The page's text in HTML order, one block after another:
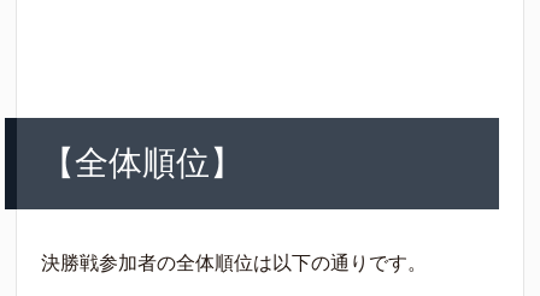
【全体順位】
決勝戦参加者の全体順位は以下の通りです。